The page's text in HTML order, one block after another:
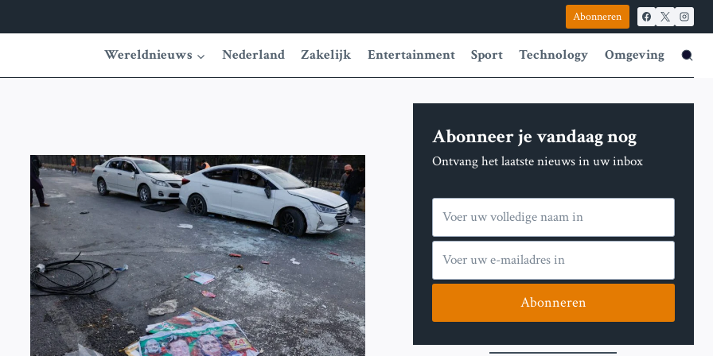
Abonneren
Wereldnieuws Nederland Zakelijk Entertainment Sport Technology Omgeving
Abonneer je vandaag nog
Ontvang het laatste nieuws in uw inbox
Abonneren